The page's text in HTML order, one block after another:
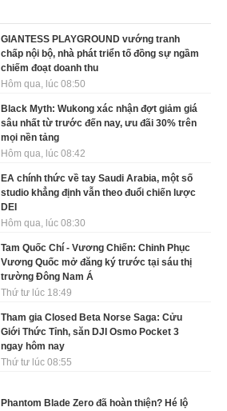
GIANTESS PLAYGROUND vướng tranh
chấp nội bộ, nhà phát triển tố đồng sự ngầm
chiếm đoạt doanh thu
Hôm qua, lúc 08:50
Black Myth: Wukong xác nhận đợt giảm giá
sâu nhất từ trước đến nay, ưu đãi 30% trên
mọi nền tảng
Hôm qua, lúc 08:42
EA chính thức về tay Saudi Arabia, một số
studio khẳng định vẫn theo đuổi chiến lược
DEI
Hôm qua, lúc 08:30
Tam Quốc Chí - Vương Chiến: Chinh Phục
Vương Quốc mở đăng ký trước tại sáu thị
trường Đông Nam Á
Thứ tư lúc 18:49
Tham gia Closed Beta Norse Saga: Cửu
Giới Thức Tỉnh, săn DJI Osmo Pocket 3
ngay hôm nay
Thứ tư lúc 08:55
Phantom Blade Zero đã hoàn thiện? Hé lộ